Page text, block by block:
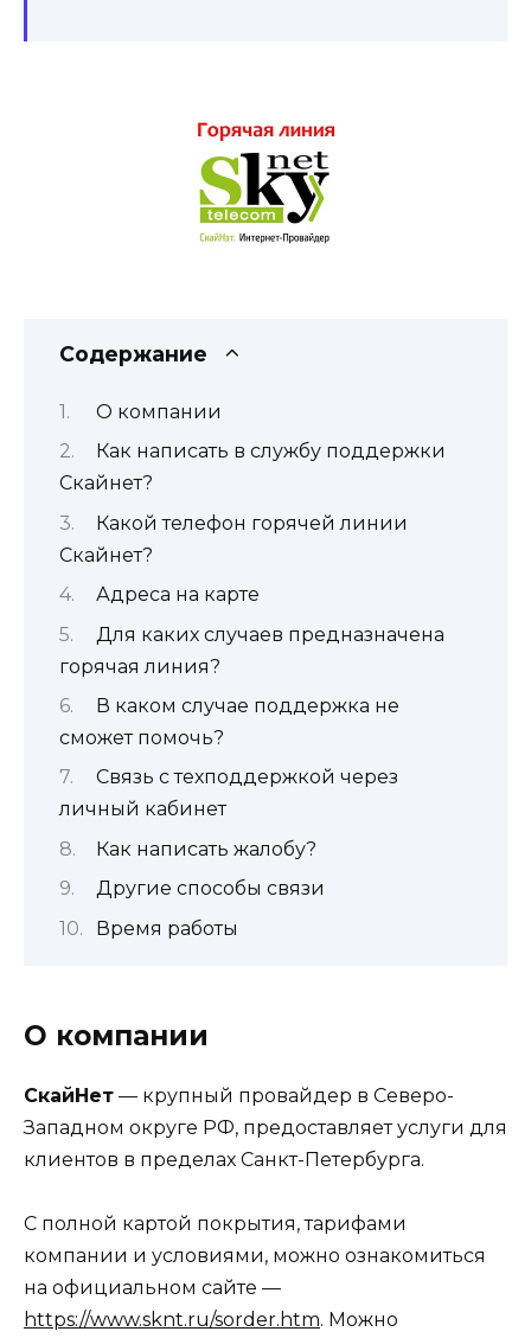
Содержание
О компании
Как написать в службу поддержки
Скайнет?
Какой телефон горячей линии
Скайнет?
Адреса на карте
Для каких случаев предназначена
горячая линия?
В каком случае поддержка не
сможет помочь?
Связь с техподдержкой через
личный кабинет
Как написать жалобу?
Другие способы связи
Время работы
О компании
СкайНет — крупный провайдер в Северо-
Западном округе РФ, предоставляет услуги для
клиентов в пределах Санкт-Петербурга.
С полной картой покрытия, тарифами
компании и условиями, можно ознакомиться
на официальном сайте —
https://www.sknt.ru/sorder.htm. Можно